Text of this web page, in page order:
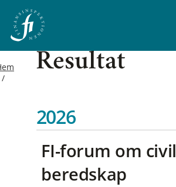
Resultat
2026
FI-forum om civil
beredskap